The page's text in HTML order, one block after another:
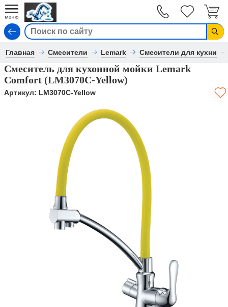
Главная Смесители Lemark Смесители для кухни
Смеситель для кухонной мойки Lemark
Comfort (LM3070C-Yellow)
Артикул: LM3070C-Yellow